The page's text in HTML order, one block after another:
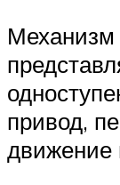
Механизм
привод,
движение